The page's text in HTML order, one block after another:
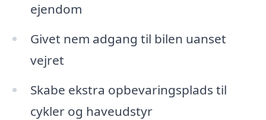
ejendom
Givet nem adgang til bilen uanset
vejret
Skabe ekstra opbevaringsplads til
cykler og haveudstyr